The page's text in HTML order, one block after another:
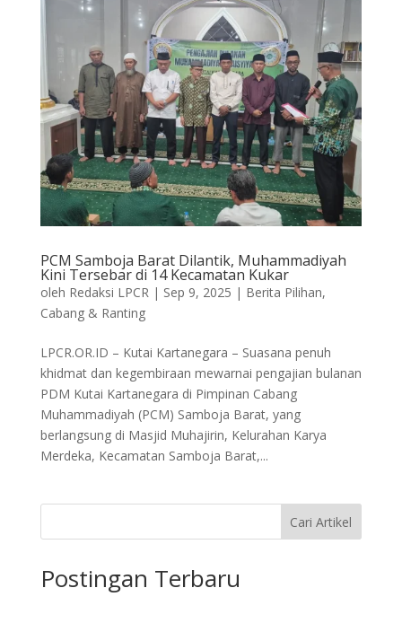
PCM Samboja Barat Dilantik, Muhammadiyah
Kini Tersebar di 14 Kecamatan Kukar
oleh Redaksi LPCR | Sep 9, 2025 | Berita Pilihan,
Cabang & Ranting
LPCR.OR.ID – Kutai Kartanegara – Suasana penuh
khidmat dan kegembiraan mewarnai pengajian bulanan
PDM Kutai Kartanegara di Pimpinan Cabang
Muhammadiyah (PCM) Samboja Barat, yang
berlangsung di Masjid Muhajirin, Kelurahan Karya
Merdeka, Kecamatan Samboja Barat,...
Cari Artikel
Postingan Terbaru